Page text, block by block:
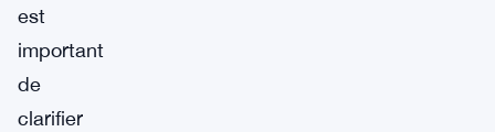
est
important
de
clarifier